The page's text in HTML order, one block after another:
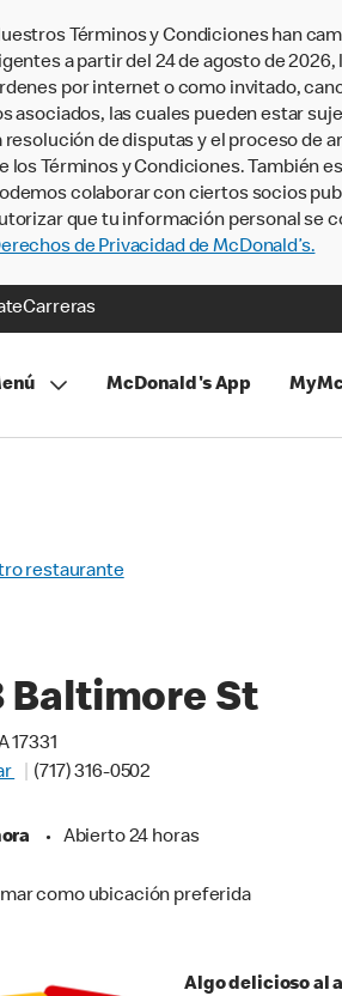
Términos y Condiciones han
a partir del 24 de agosto de
por internet o como invitado,
asociados, las cuales pueden estar
resolución de disputas y el proceso de
los Términos y Condiciones. También
colaborar con ciertos socios
que tu información personal se
de Privacidad de McDonald’s.
Carreras
McDonald's App
restaurante
Baltimore St
17331
(717) 316-0502
• Abierto 24 horas
como ubicación preferida
Algo delicioso al